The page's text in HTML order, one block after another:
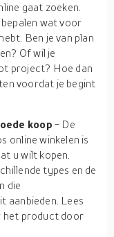
gaat zoeken.
wat voor
Ben je van plan
Of wil je
project? Hoe dan
voordat je begint
koop - De
online winkelen is
u wilt kopen.
types en de
die
aanbieden. Lees
het product door